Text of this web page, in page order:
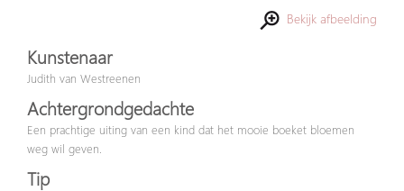
Bekijk afbeelding
Kunstenaar
Judith van Westreenen
Achtergrondgedachte
Een prachtige uiting van een kind dat het mooie boeket bloemen
weg wil geven.
Tip